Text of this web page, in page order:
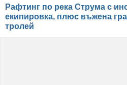
Рафтинг по река Струма с
екипировка, плюс въжена
тролей